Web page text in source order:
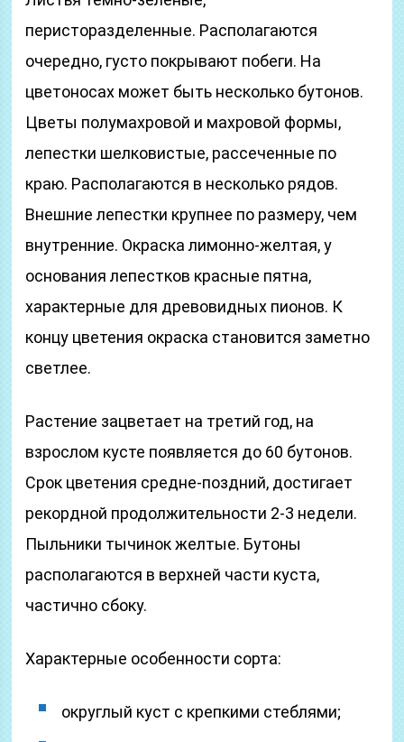
перисторазделенные. Располагаются
очередно, густо покрывают побеги. На
цветоносах может быть несколько бутонов.
Цветы полумахровой и махровой формы,
лепестки шелковистые, рассеченные по
краю. Располагаются в несколько рядов.
Внешние лепестки крупнее по размеру, чем
внутренние. Окраска лимонно-желтая, у
основания лепестков красные пятна,
характерные для древовидных пионов. К
концу цветения окраска становится заметно
светлее.
Растение зацветает на третий год, на
взрослом кусте появляется до 60 бутонов.
Срок цветения средне-поздний, достигает
рекордной продолжительности 2-3 недели.
Пыльники тычинок желтые. Бутоны
располагаются в верхней части куста,
частично сбоку.
Характерные особенности сорта:
округлый куст с крепкими стеблями;